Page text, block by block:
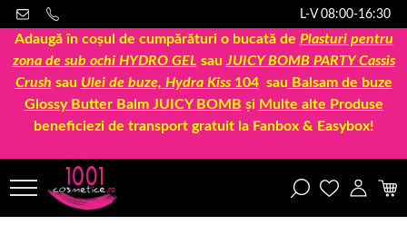
L-V 08:00-16:30
Adaugă în coșul de cumpărături o bucată de Plasturi pentru
zona de sub ochi HYDRO GEL sau JUICY BOMB PARTY Cassis
Crush sau Ulei de buze, Hydra Kiss 104sau Balsam de buze
Glossy Butter Balm JUICY BOMB și Multe alte Produse
beneficiezi de transport gratuit la Fanbox & Easybox!